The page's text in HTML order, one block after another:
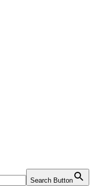
Search Button